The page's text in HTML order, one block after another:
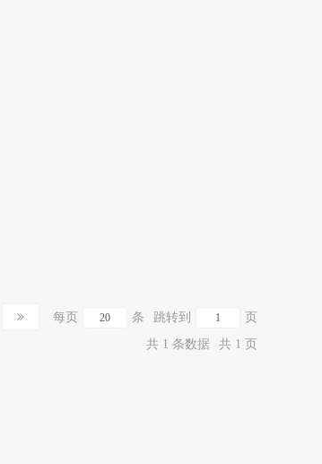
每页 条 跳转到
页
共 1 条数据
共 1 页